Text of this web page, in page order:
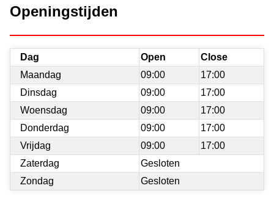
Openingstijden
Dag Open
Close
Maandag
09:00
17:00
Dinsdag
09:00
17:00
Woensdag
09:00
17:00
Donderdag
09:00
17:00
Vrijdag
09:00
17:00
Zaterdag
Gesloten
Zondag
Gesloten